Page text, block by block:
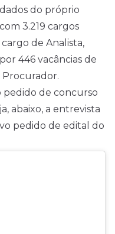
do próprio
3.219 cargos
de Analista,
446 vacâncias de
Procurador.
pedido de concurso
abaixo, a entrevista
pedido de edital do